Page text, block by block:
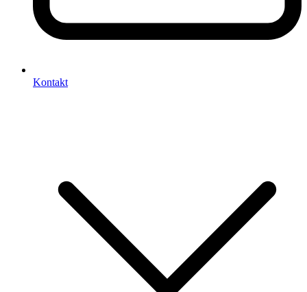
Kontakt